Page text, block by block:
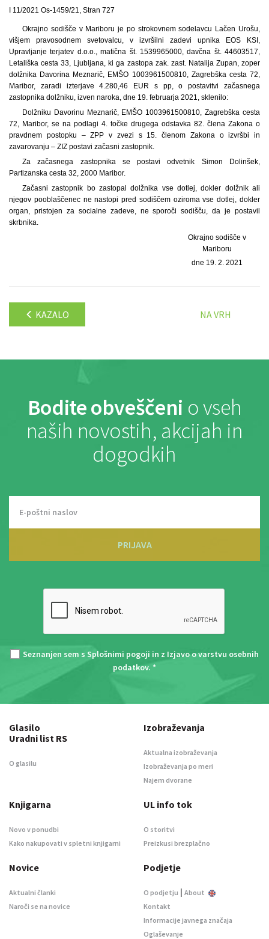
I 11/2021 Os-1459/21, Stran 727
Okrajno sodišče v Mariboru je po strokovnem sodelavcu Lačen Urošu,
višjem pravosodnem svetovalcu, v izvršilni zadevi upnika EOS KSI,
Upravljanje terjatev d.o.o., matična št. 1539965000, davčna št. 44603517,
Letališka cesta 33, Ljubljana, ki ga zastopa zak. zast. Natalija Zupan, zoper
dolžnika Davorina Meznarič, EMŠO 1003961500810, Zagrebška cesta 72,
Maribor, zaradi izterjave 4.280,46 EUR s pp, o postavitvi začasnega
zastopnika dolžniku, izven naroka, dne 19. februarja 2021, sklenilo:
Dolžniku Davorinu Meznarič, EMŠO 1003961500810, Zagrebška cesta
72, Maribor, se na podlagi 4. točke drugega odstavka 82. člena Zakona o
pravdnem postopku – ZPP v zvezi s 15. členom Zakona o izvršbi in
zavarovanju – ZIZ postavi začasni zastopnik.
Za začasnega zastopnika se postavi odvetnik Simon Dolinšek,
Partizanska cesta 32, 2000 Maribor.
Začasni zastopnik bo zastopal dolžnika vse dotlej, dokler dolžnik ali
njegov pooblaščenec ne nastopi pred sodiščem oziroma vse dotlej, dokler
organ, pristojen za socialne zadeve, ne sporoči sodišču, da je postavil
skrbnika.
Okrajno sodišče v
Mariboru
dne 19. 2. 2021
KAZALO NA VRH
Bodite obveščeni o vseh
naših novostih, akcijah in
dogodkih
PRIJAVA
Seznanjen sem s Splošnimi pogoji in z Izjavo o varstvu osebnih
podatkov. *
Glasilo
Uradni list RS
O glasilu
Izobraževanja
Aktualna izobraževanja
Izobraževanja po meri
Najem dvorane
Knjigarna
Novo v ponudbi
Kako nakupovati v spletni knjigarni
UL info tok
O storitvi
Preizkusi brezplačno
Novice
Aktualni članki
Naroči se na novice
Podjetje
O podjetju | About
Kontakt
Informacije javnega značaja
Oglaševanje